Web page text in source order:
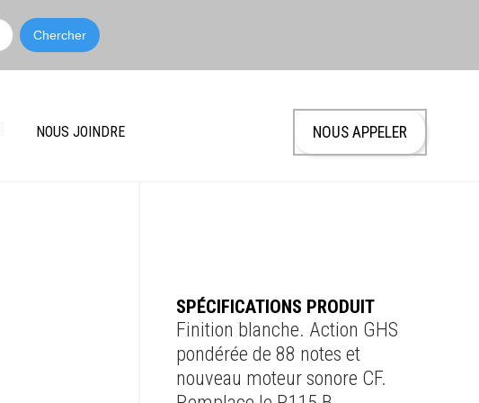
NOUS JOINDRE NOUS APPELER
SPÉCIFICATIONS PRODUIT
Finition blanche. Action GHS
pondérée de 88 notes et
nouveau moteur sonore CF.